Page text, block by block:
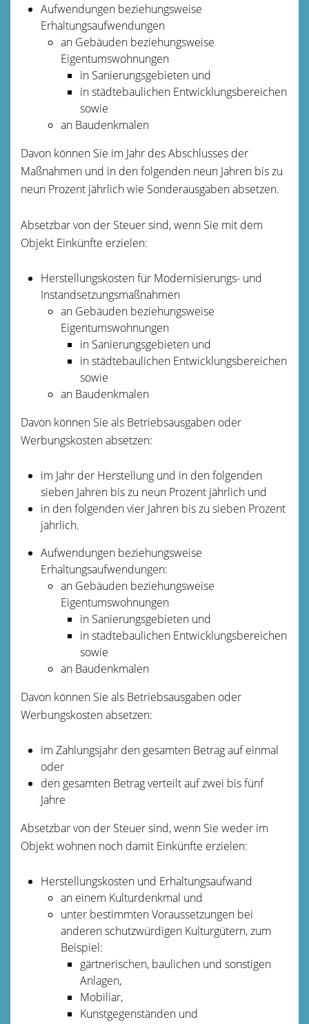
Aufwendungen beziehungsweise
Erhaltungsaufwendungen
an Gebäuden beziehungsweise
Eigentumswohnungen
in Sanierungsgebieten und
in städtebaulichen Entwicklungsbereichen
sowie
an Baudenkmalen
Davon können Sie im Jahr des Abschlusses der
Maßnahmen und in den folgenden neun Jahren bis zu
neun Prozent jährlich wie Sonderausgaben absetzen.
Absetzbar von der Steuer sind, wenn Sie mit dem
Objekt Einkünfte erzielen:
Herstellungskosten für Modernisierungs- und
Instandsetzungsmaßnahmen
an Gebäuden beziehungsweise
Eigentumswohnungen
in Sanierungsgebieten und
in städtebaulichen Entwicklungsbereichen
sowie
an Baudenkmalen
Davon können Sie als Betriebsausgaben oder
Werbungskosten absetzen:
im Jahr der Herstellung und in den folgenden
sieben Jahren bis zu neun Prozent jährlich und
in den folgenden vier Jahren bis zu sieben Prozent
jährlich.
Aufwendungen beziehungsweise
Erhaltungsaufwendungen:
an Gebäuden beziehungsweise
Eigentumswohnungen
in Sanierungsgebieten und
in städtebaulichen Entwicklungsbereichen
sowie
an Baudenkmalen
Davon können Sie als Betriebsausgaben oder
Werbungskosten absetzen:
im Zahlungsjahr den gesamten Betrag auf einmal
oder
den gesamten Betrag verteilt auf zwei bis fünf
Jahre
Absetzbar von der Steuer sind, wenn Sie weder im
Objekt wohnen noch damit Einkünfte erzielen:
Herstellungskosten und Erhaltungsaufwand
an einem Kulturdenkmal und
unter bestimmten Voraussetzungen bei
anderen schutzwürdigen Kulturgütern, zum
Beispiel:
gärtnerischen, baulichen und sonstigen
Anlagen,
Mobiliar,
Kunstgegenständen und